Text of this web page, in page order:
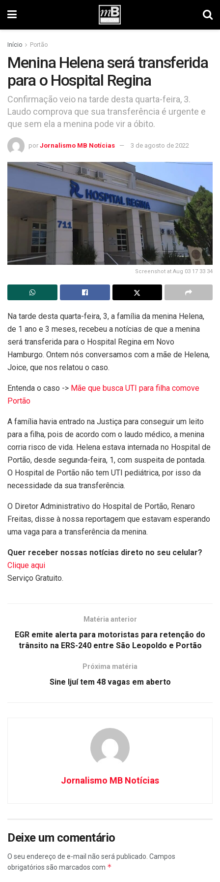
Início Portão
Menina Helena será transferida
para o Hospital Regina
Confirmação veio na tarde desta quarta-feira, 3.
Laudo comprova que sua transferência é urgente e
que sem ela a menina pode vir a óbito.
por Jornalismo MB Notícias 3 de agosto de 2022
Screenshot at Aug 03 17 33 34
Na tarde desta quarta-feira, 3, a família da menina Helena,
de 1 ano e 3 meses, recebeu a notícias de que a menina
será transferida para o Hospital Regina em Novo
Hamburgo. Ontem nós conversamos com a mãe de Helena,
Joice, que nos relatou o caso.
Entenda o caso -> Mãe que busca UTI para filha comove
Portão
A família havia entrado na Justiça para conseguir um leito
para a filha, pois de acordo com o laudo médico, a menina
corria risco de vida. Helena estava internada no Hospital de
Portão, desde segunda-feira, 1, com suspeita de pontada.
O Hospital de Portão não tem UTI pediátrica, por isso da
necessidade da sua transferência.
O Diretor Administrativo do Hospital de Portão, Renaro
Freitas, disse à nossa reportagem que estavam esperando
uma vaga para a transferência da menina.
Quer receber nossas notícias direto no seu celular?
Clique aqui
Serviço Gratuito.
Matéria anterior
EGR emite alerta para motoristas para retenção do
trânsito na ERS-240 entre São Leopoldo e Portão
Próxima matéria
Sine Ijuí tem 48 vagas em aberto
Jornalismo MB Notícias
Deixe um comentário
O seu endereço de e-mail não será publicado. Campos
obrigatórios são marcados com *